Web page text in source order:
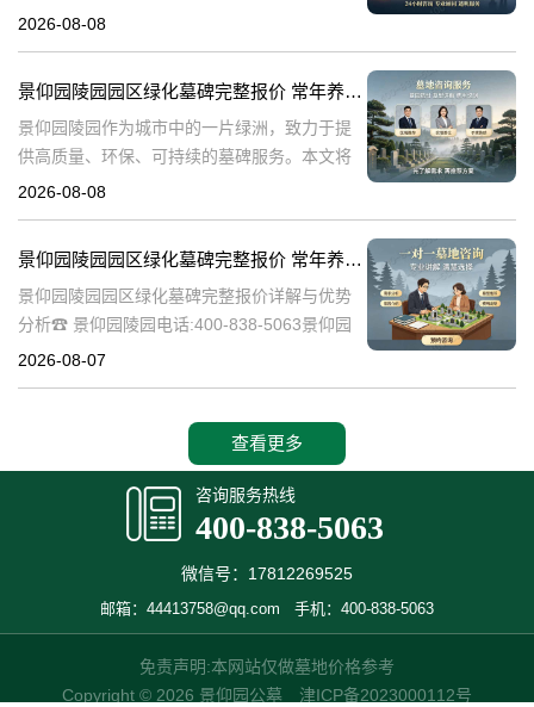
深入探讨景仰园陵园园区主流墓碑的价格体
尽
2026-08-08
景仰园陵园园区绿化墓碑完整报价 常年养护不收取额外费用详解与专属优惠活动介绍
景仰园陵园作为城市中的一片绿洲，致力于提
供高质量、环保、可持续的墓碑服务。本文将
详细解析景仰园陵园园区绿化墓碑的完整报
2026-08-08
景仰园陵园园区绿化墓碑完整报价 常年养护不收取额外费用详解与优势分析
景仰园陵园园区绿化墓碑完整报价详解与优势
分析☎ 景仰园陵园电话:400-838-5063景仰园
陵园作为一家专业的陵园服务机构，致力于为
2026-08-07
查看更多
咨询服务热线
400-838-5063
微信号：17812269525
邮箱：44413758@qq.com 手机：400-838-5063
免责声明:本网站仅做墓地价格参考
Copyright © 2026 景仰园公墓 津ICP备2023000112号